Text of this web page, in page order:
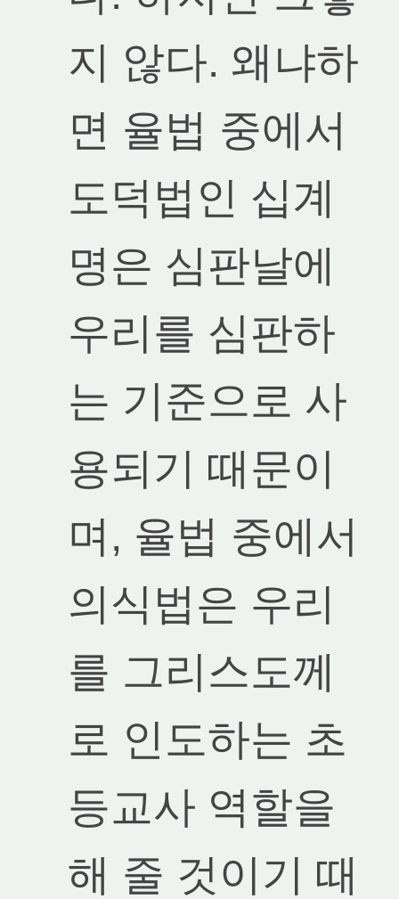
지 않다. 왜냐하
면 율법 중에서
도덕법인 십계
명은 심판날에
우리를 심판하
는 기준으로 사
용되기 때문이
며, 율법 중에서
의식법은 우리
를 그리스도께
로 인도하는 초
등교사 역할을
해 줄 것이기 때